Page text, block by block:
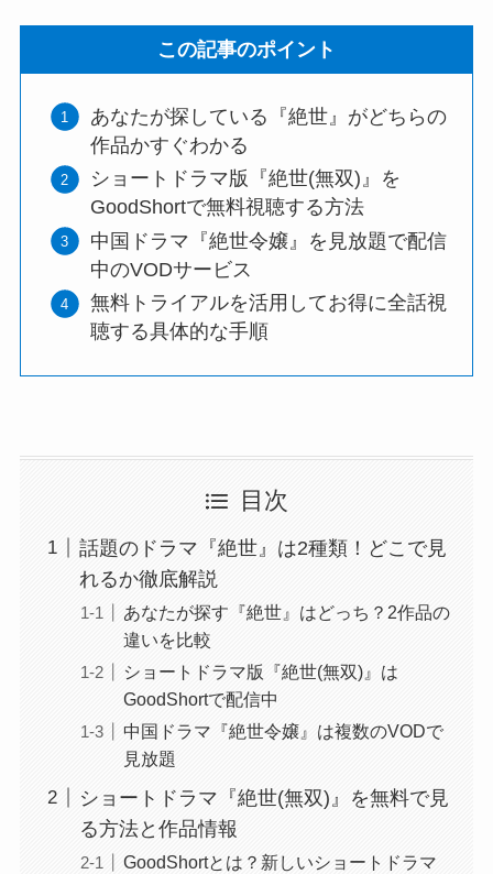
この記事のポイント
あなたが探している『絶世』がどちらの
作品かすぐわかる
ショートドラマ版『絶世(無双)』を
GoodShortで無料視聴する方法
中国ドラマ『絶世令嬢』を見放題で配信
中のVODサービス
無料トライアルを活用してお得に全話視
聴する具体的な手順
目次
話題のドラマ『絶世』は2種類！どこで見
れるか徹底解説
あなたが探す『絶世』はどっち？2作品の
違いを比較
ショートドラマ版『絶世(無双)』は
GoodShortで配信中
中国ドラマ『絶世令嬢』は複数のVODで
見放題
ショートドラマ『絶世(無双)』を無料で見
る方法と作品情報
GoodShortとは？新しいショートドラマ